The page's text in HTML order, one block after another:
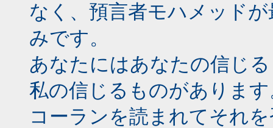
なく、預言者モハメッド
みです。
あなたにはあなたの信じ
私の信じるものがありま
コーランを読まれてそれ